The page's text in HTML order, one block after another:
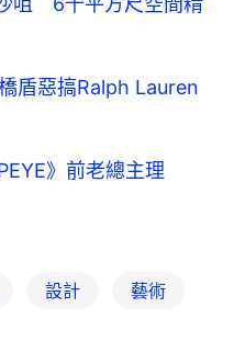
橋盾惡搞Ralph Lauren
》前老總主理
設計 藝術